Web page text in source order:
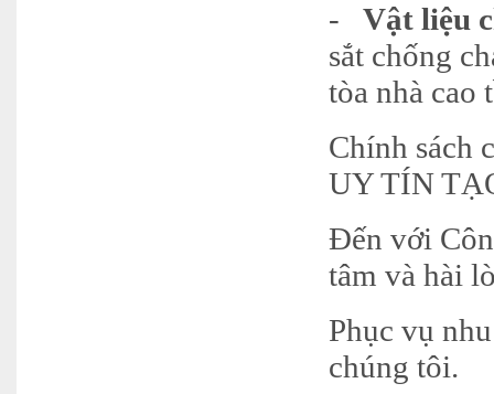
-
Vật liệu
sắt chống
tòa nhà
Chính sách
UY TÍN
Đến với
tâm và hài
Phục vụ
chúng tôi.